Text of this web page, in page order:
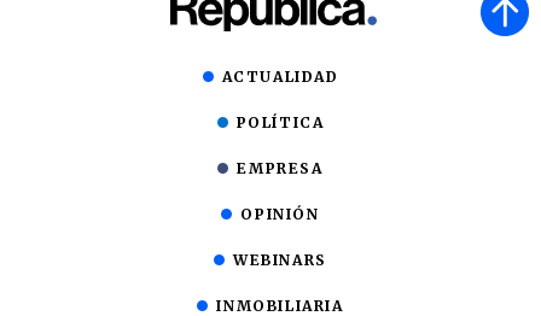
ACTUALIDAD
POLÍTICA
EMPRESA
OPINIÓN
WEBINARS
INMOBILIARIA